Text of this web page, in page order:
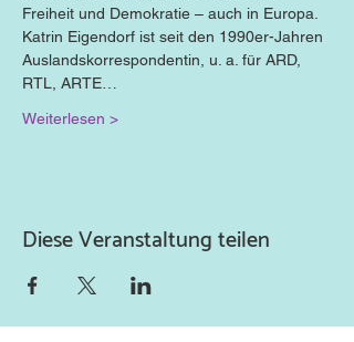
Freiheit und Demokratie – auch in Europa.
Katrin Eigendorf ist seit den 1990er-Jahren
Auslandskorrespondentin, u. a. für ARD,
RTL, ARTE…
Weiterlesen >
Diese Veranstaltung teilen